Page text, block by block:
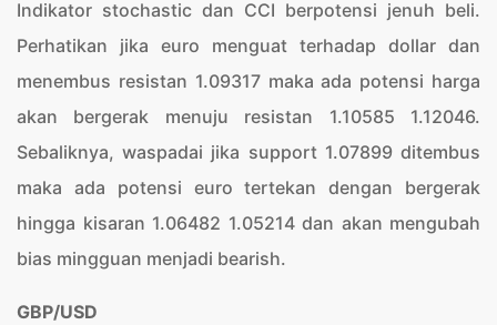
Indikator stochastic dan CCI berpotensi jenuh beli.
Perhatikan jika euro menguat terhadap dollar dan
menembus resistan 1.09317 maka ada potensi harga
akan bergerak menuju resistan 1.10585 1.12046.
Sebaliknya, waspadai jika support 1.07899 ditembus
maka ada potensi euro tertekan dengan bergerak
hingga kisaran 1.06482 1.05214 dan akan mengubah
bias mingguan menjadi bearish.
GBP/USD